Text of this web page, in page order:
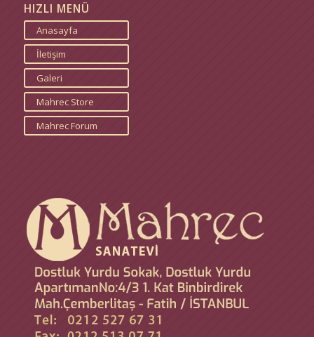
HIZLI MENÜ
Anasayfa
İletişim
Galeri
Mahrec Store
Mahrec Forum